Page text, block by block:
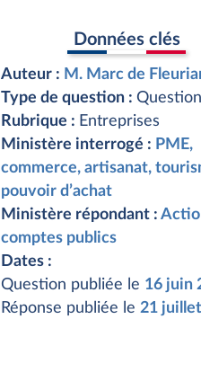
Données clés
Auteur : M. Marc de
Type de question :
Rubrique : Entreprises
Ministère interrogé : PME,
commerce, artisanat,
pouvoir d’achat
Ministère répondant :
comptes publics
Dates :
Question publiée le 16 juin
Réponse publiée le 21